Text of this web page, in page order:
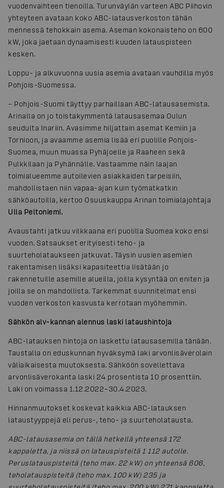
vuodenvaihteen tienoilla. Turunväylän varteen ABC Piihovin
yhteyteen avataan koko ABC-latausverkoston tähän
mennessä tehokkain asema. Aseman kokonaisteho on 600
kW, joka jaetaan dynaamisesti kuuden latauspisteen
kesken.
Loppu- ja alkuvuonna uusia asemia avataan vauhdilla myös
Pohjois-Suomessa.
– Pohjois-Suomi täyttyy parhaillaan ABC-latausasemista.
Arinalla on jo toistakymmentä latausasemaa Oulun
seudulta Inariin. Avasimme hiljattain asemat Kemiin ja
Tornioon, ja avaamme asemia lisää eri puolille Pohjois-
Suomea, muun muassa Pyhäjoelle ja Raaheen sekä
Pulkkilaan ja Pyhännälle. Vastaamme näin laajan
toimialueemme autoilevien asiakkaiden tarpeisiin,
mahdollistaen niin vapaa-ajan kuin työmatkatkin
sähköautoilla, kertoo Osuuskauppa Arinan toimialajohtaja
Ulla Peltoniemi.
Avaustahti jatkuu vilkkaana eri puolilla Suomea koko ensi
vuoden. Satsaukset erityisesti teho- ja
suurteholataukseen jatkuvat. Täysin uusien asemien
rakentamisen lisäksi kapasiteettia lisätään jo
rakennetuille asemille alueilla, joilla kysyntää on eniten ja
joilla se on mahdollista. Tarkemmat suunnitelmat ensi
vuoden verkoston kasvusta kerrotaan myöhemmin.
Sähkön alv-kannan alennus laski lataushintoja
ABC-latauksen hintoja on laskettu latausasemilla tänään.
Taustalla on eduskunnan hyväksymä laki arvonlisäverolain
väliaikaisesta muutoksesta. Sähköön sovellettava
arvonlisäverokanta laski 24 prosentista 10 prosenttiin.
Laki on voimassa 1.12.2022–30.4.2023.
Hinnanmuutokset koskevat kaikkia ABC-latauksen
lataustyyppejä eli perus-, teho- ja suurteholatausta.
ABC-latausasemia on tällä hetkellä yhteensä 172
kappaletta, ja niissä on latauspisteitä 1 112 autolle.
Peruslatauspisteitä (teho max. 22 kW) on yhteensä 606,
teholatauspisteitä (teho max. 100 kW) 235 ja